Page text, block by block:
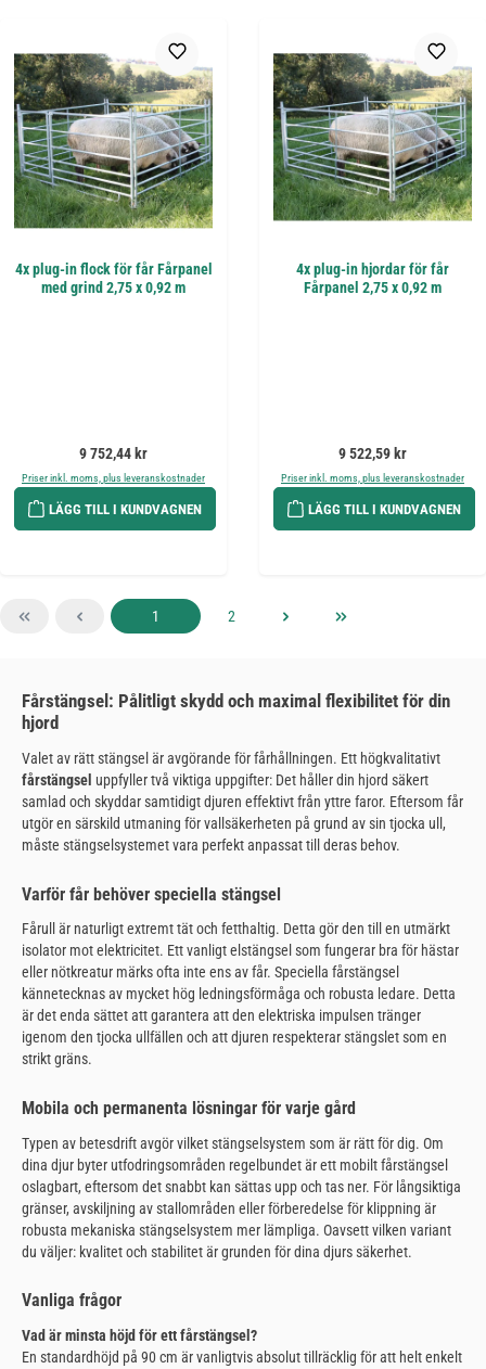
4x plug-in flock för får Fårpanel
med grind 2,75 x 0,92 m
Ordinarie pris:
9 752,44 kr
Priser inkl. moms, plus leveranskostnader
LÄGG TILL I KUNDVAGNEN
4x plug-in hjordar för får
Fårpanel 2,75 x 0,92 m
Ordinarie pris:
9 522,59 kr
Priser inkl. moms, plus leveranskostnader
LÄGG TILL I KUNDVAGNEN
Sida
1 Sida
2
Fårstängsel: Pålitligt skydd och maximal flexibilitet för din
hjord
Valet av rätt stängsel är avgörande för fårhållningen. Ett högkvalitativt
fårstängsel uppfyller två viktiga uppgifter: Det håller din hjord säkert
samlad och skyddar samtidigt djuren effektivt från yttre faror. Eftersom får
utgör en särskild utmaning för vallsäkerheten på grund av sin tjocka ull,
måste stängselsystemet vara perfekt anpassat till deras behov.
Varför får behöver speciella stängsel
Fårull är naturligt extremt tät och fetthaltig. Detta gör den till en utmärkt
isolator mot elektricitet. Ett vanligt elstängsel som fungerar bra för hästar
eller nötkreatur märks ofta inte ens av får. Speciella fårstängsel
kännetecknas av mycket hög ledningsförmåga och robusta ledare. Detta
är det enda sättet att garantera att den elektriska impulsen tränger
igenom den tjocka ullfällen och att djuren respekterar stängslet som en
strikt gräns.
Mobila och permanenta lösningar för varje gård
Typen av betesdrift avgör vilket stängselsystem som är rätt för dig. Om
dina djur byter utfodringsområden regelbundet är ett mobilt fårstängsel
oslagbart, eftersom det snabbt kan sättas upp och tas ner. För långsiktiga
gränser, avskiljning av stallområden eller förberedelse för klippning är
robusta mekaniska stängselsystem mer lämpliga. Oavsett vilken variant
du väljer: kvalitet och stabilitet är grunden för dina djurs säkerhet.
Vanliga frågor
Vad är minsta höjd för ett fårstängsel?
En standardhöjd på 90 cm är vanligtvis absolut tillräcklig för att helt enkelt